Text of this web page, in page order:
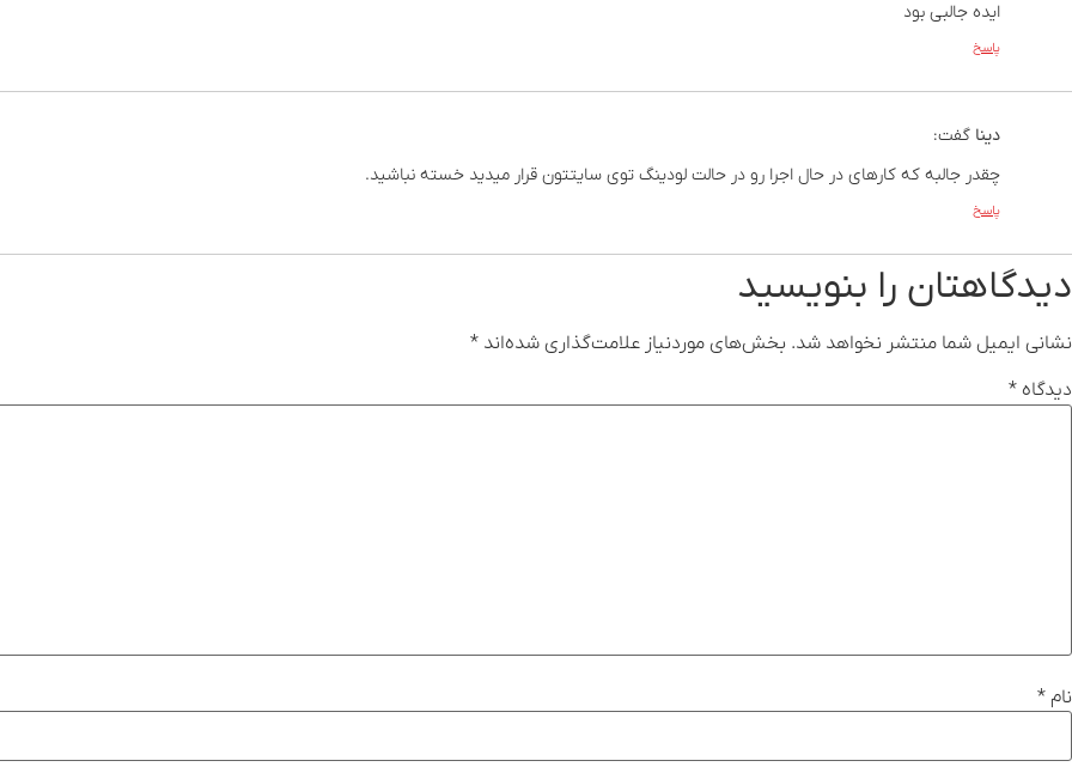
ایده جالبی بود
پاسخ
دینا گفت:
چقدر جالبه که کارهای در حال اجرا رو در حالت لودینگ توی سایتتون قرار میدید خسته نباشید.
پاسخ
دیدگاهتان را بنویسید
نشانی ایمیل شما منتشر نخواهد شد. بخش‌های موردنیاز علامت‌گذاری شده‌اند *
دیدگاه *
نام *